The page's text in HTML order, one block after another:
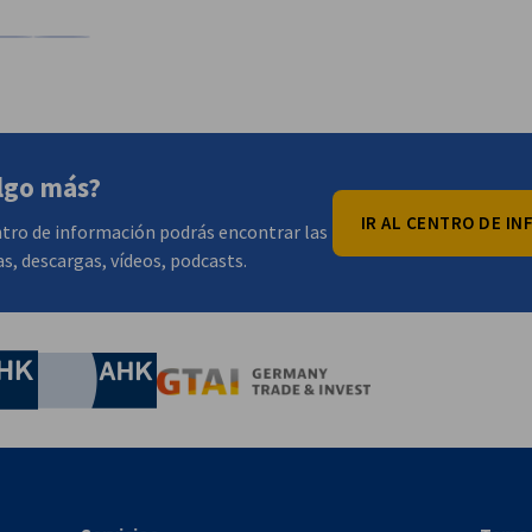
más?
de información podrás encontrar las
descargas, vídeos, podcasts.
IR AL CENTRO DE
of Commerce and Industry
Chamber of Commerce and Industry
AHK.de